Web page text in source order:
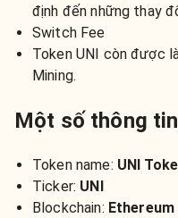
định đến những thay
Switch Fee
Token UNI còn được
Mining.
Một số thông
Token name: UNI
Ticker: UNI
Blockchain: Ethereum